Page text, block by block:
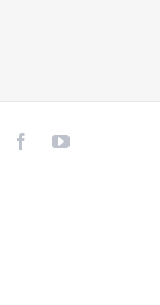
FacebookYouTube